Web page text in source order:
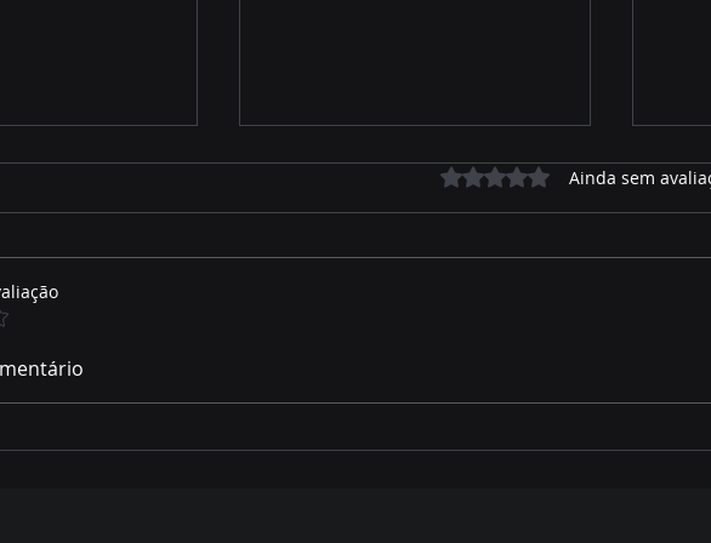
relembra
trajetória de
ano todo - Feliz dia dos
Avaliado com 0 de 5 estrelas.
Ainda sem